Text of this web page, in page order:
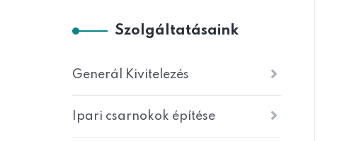
Szolgáltatásaink
Generál Kivitelezés
Ipari csarnokok építése